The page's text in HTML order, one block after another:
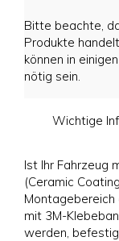
Bitte beachte,
Produkte
können in
nötig sein.
Wichtige
Ist Ihr Fahrzeug
(Ceramic
mit 3M-
werden,